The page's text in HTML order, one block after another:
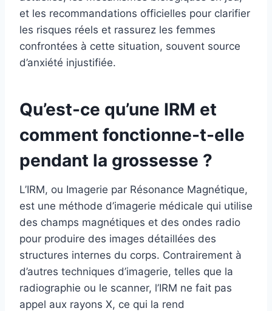
et les recommandations officielles pour clarifier
les risques réels et rassurez les femmes
confrontées à cette situation, souvent source
d’anxiété injustifiée.
Qu’est-ce qu’une IRM et
comment fonctionne-t-elle
pendant la grossesse ?
L’IRM, ou Imagerie par Résonance Magnétique,
est une méthode d’imagerie médicale qui utilise
des champs magnétiques et des ondes radio
pour produire des images détaillées des
structures internes du corps. Contrairement à
d’autres techniques d’imagerie, telles que la
radiographie ou le scanner, l’IRM ne fait pas
appel aux rayons X, ce qui la rend